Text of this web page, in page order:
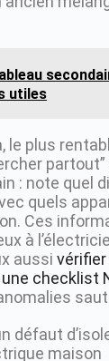
utiles
le plus
: note quel
quels
Ces
à
aussi
checklist